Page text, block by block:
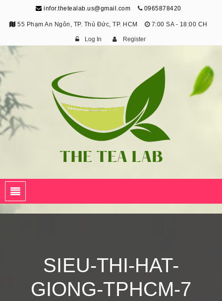
infor.thetealab.us@gmail.com 0965878420
55 Phạm An Ngôn, TP. Thủ Đức, TP. HCM 7:00 SA - 18:00 CH
Log In Register
SIEU-THI-HAT-
GIONG-TPHCM-7